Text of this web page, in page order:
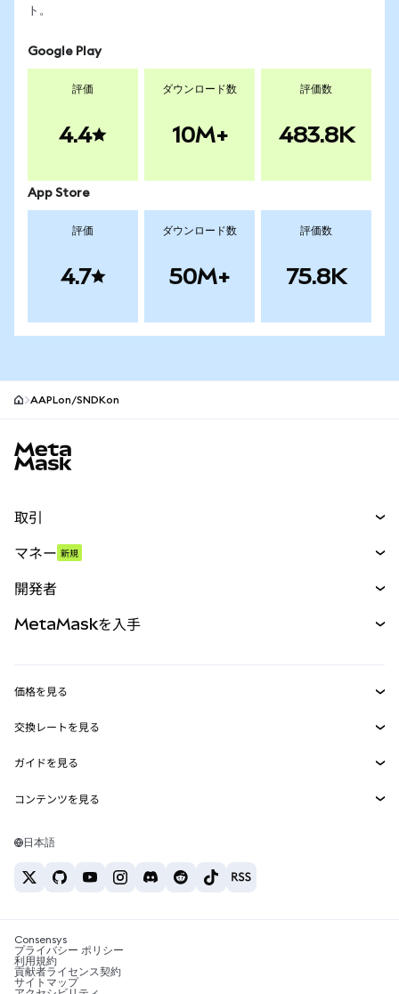
ト。
Google Play
評価
4.4
ダウンロード数
10M+
評価数
483.8K
App Store
評価
4.7
ダウンロード数
50M+
評価数
75.8K
AAPLon/SNDKon
取引
パーペチュアル
RWA
マネー 新規
開発者
MetaMask Connect
Snaps
Web3サービス
MetaMaskを入手
セキュリティ
サポート
キャリア
お問い合わせ
価格を見る
イーサリアムの価格
Solanaの価格
Tetherの価格
交換レートを見る
ETH→USD
USDT→INR
BTC→INR
ETH→USDT
ガイドを見る
ETHの購入
USDTの購入
SHIBの購入
BNBの購入
コンテンツを見る
Solanaウォレット
税制関連ニュース
暗号資産の購入方法は？
日本語
Consensys
プライバシー ポリシー
利用規約
貢献者ライセンス契約
サイトマップ